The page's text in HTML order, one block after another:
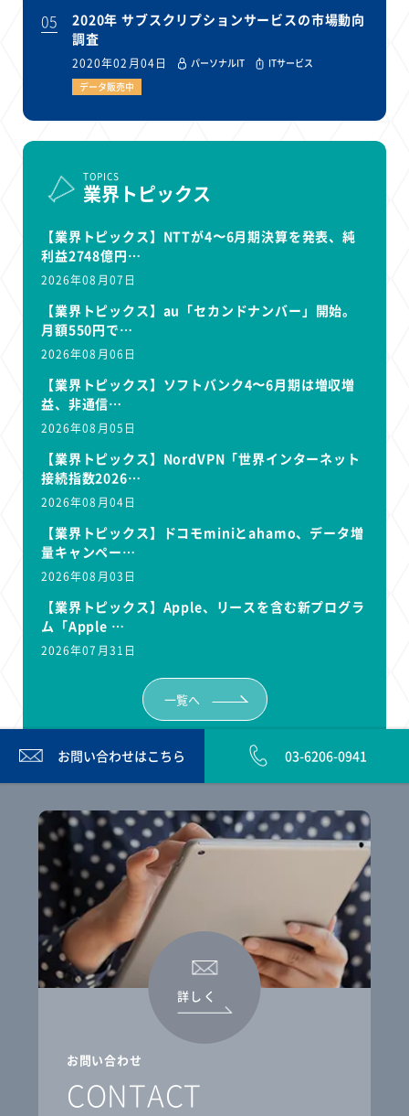
05
2020年 サブスクリプションサービスの市場動向
調査
2020年02月04日 パーソナルIT
ITサービス
データ販売中
TOPICS
業界トピックス
【業界トピックス】NTTが4〜6月期決算を発表、純
利益2748億円…
2026年08月07日
【業界トピックス】au「セカンドナンバー」開始。
月額550円で…
2026年08月06日
【業界トピックス】ソフトバンク4〜6月期は増収増
益、非通信…
2026年08月05日
【業界トピックス】NordVPN「世界インターネット
接続指数2026…
2026年08月04日
【業界トピックス】ドコモminiとahamo、データ増
量キャンペー…
2026年08月03日
【業界トピックス】Apple、リースを含む新プログラ
ム「Apple …
2026年07月31日
一覧へ
お問い合わせはこちら 03-6206-0941
お問い合わせ
CONTACT
詳しく